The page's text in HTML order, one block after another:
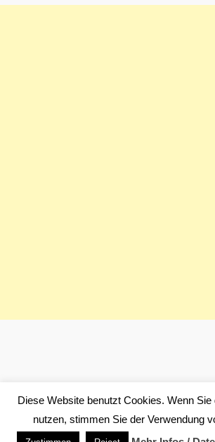
2026 © www.nebenjob-heimarbeit.at
Diese Website benutzt Cookies. Wenn Sie
nutzen, stimmen Sie der Verwendung